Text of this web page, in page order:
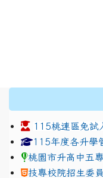
115桃連區免試
link to https://
115年度各升學
桃園市升高中五
技專校院招生委